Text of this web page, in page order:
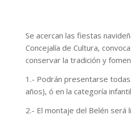
Se acercan las fiestas
Concejalía de Cultura,
conservar la tradición y
1.- Podrán presentarse
años), ó en la categoría
2.- El montaje del Belén será